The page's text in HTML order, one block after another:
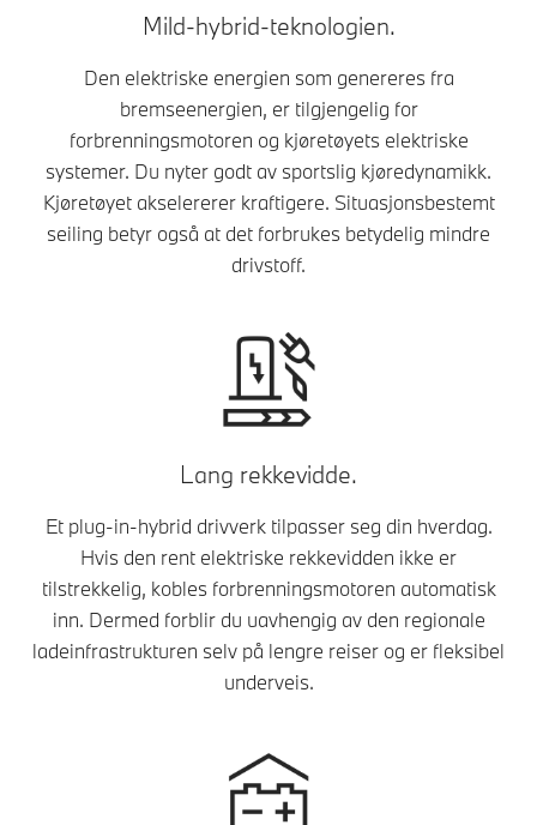
Mild-hybrid-teknologien.
Den elektriske energien som genereres fra
bremseenergien, er tilgjengelig for
forbrenningsmotoren og kjøretøyets elektriske
systemer. Du nyter godt av sportslig kjøredynamikk.
Kjøretøyet akselererer kraftigere. Situasjonsbestemt
seiling betyr også at det forbrukes betydelig mindre
drivstoff.
Lang rekkevidde.
Et plug-in-hybrid drivverk tilpasser seg din hverdag.
Hvis den rent elektriske rekkevidden ikke er
tilstrekkelig, kobles forbrenningsmotoren automatisk
inn. Dermed forblir du uavhengig av den regionale
ladeinfrastrukturen selv på lengre reiser og er fleksibel
underveis.